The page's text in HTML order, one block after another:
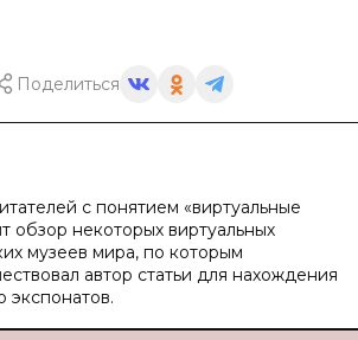
Поделиться
с понятием «виртуальные
обзор некоторых виртуальных
музеев мира, по которым
автор статьи для нахождения
экспонатов.